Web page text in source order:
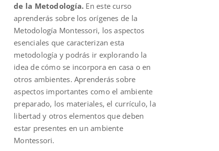
de la Metodología. En este curso
aprenderás sobre los orígenes de la
Metodología Montessori, los aspectos
esenciales que caracterizan esta
metodología y podrás ir explorando la
idea de cómo se incorpora en casa o en
otros ambientes. Aprenderás sobre
aspectos importantes como el ambiente
preparado, los materiales, el currículo, la
libertad y otros elementos que deben
estar presentes en un ambiente
Montessori.